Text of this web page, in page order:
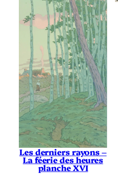
Les derniers rayons –
La féerie des heures
planche XVI